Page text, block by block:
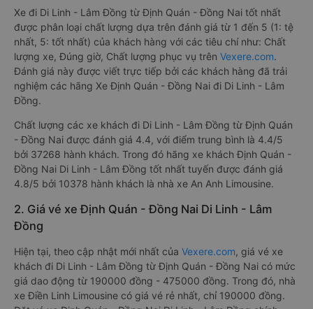
Xe đi Di Linh - Lâm Đồng từ Định Quán - Đồng Nai tốt nhất
được phân loại chất lượng dựa trên đánh giá từ 1 đến 5 (1: tệ
nhất, 5: tốt nhất) của khách hàng với các tiêu chí như: Chất
lượng xe, Đúng giờ, Chất lượng phục vụ trên Vexere.com.
Đánh giá này được viết trực tiếp bởi các khách hàng đã trải
nghiệm các hãng Xe Định Quán - Đồng Nai đi Di Linh - Lâm
Đồng.
Chất lượng các xe khách đi Di Linh - Lâm Đồng từ Định Quán
- Đồng Nai được đánh giá 4.4, với điểm trung bình là 4.4/5
bởi 37268 hành khách. Trong đó hãng xe khách Định Quán -
Đồng Nai Di Linh - Lâm Đồng tốt nhất tuyến được đánh giá
4.8/5 bởi 10378 hành khách là nhà xe An Anh Limousine.
2. Giá vé xe Định Quán - Đồng Nai Di Linh - Lâm
Đồng
Hiện tại, theo cập nhật mới nhất của Vexere.com, giá vé xe
khách đi Di Linh - Lâm Đồng từ Định Quán - Đồng Nai có mức
giá dao động từ 190000 đồng - 475000 đồng. Trong đó, nhà
xe Điền Linh Limousine có giá vé rẻ nhất, chỉ 190000 đồng.